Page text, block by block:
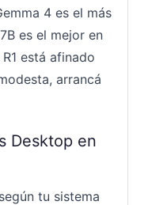
4 es el más
es el mejor en
está afinado
arrancá
Desktop en
tu sistema